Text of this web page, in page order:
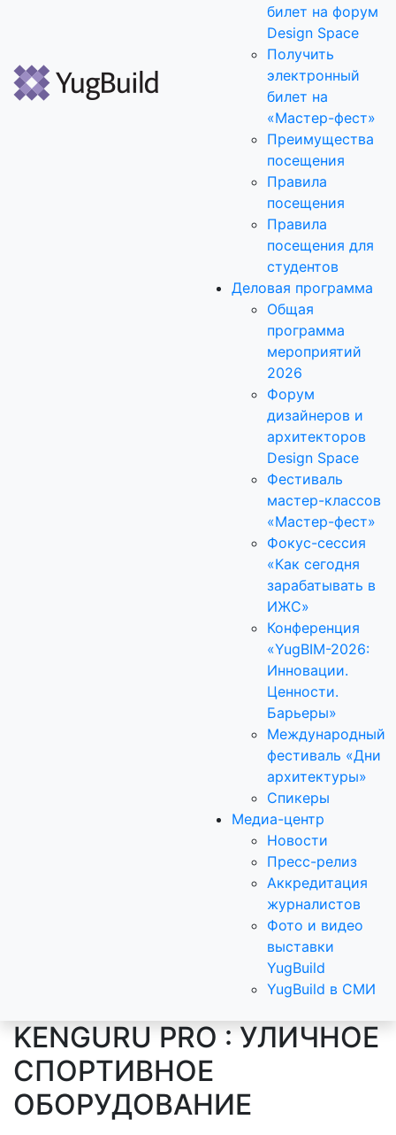
билет на форум
Design Space
Получить
электронный
билет на
«Мастер-фест»
Преимущества
посещения
Правила
посещения
Правила
посещения для
студентов
Деловая программа
Общая
программа
мероприятий
2026
Форум
дизайнеров и
архитекторов
Design Space
Фестиваль
мастер-классов
«Мастер-фест»
Фокус-сессия
«Как сегодня
зарабатывать в
ИЖС»
Конференция
«YugBIM-2026:
Инновации.
Ценности.
Барьеры»
Международный
фестиваль «Дни
архитектуры»
Спикеры
Медиа-центр
Новости
Пресс-релиз
Аккредитация
журналистов
Фото и видео
выставки
YugBuild
YugBuild в СМИ
KENGURU PRO : УЛИЧНОЕ
СПОРТИВНОЕ
ОБОРУДОВАНИЕ